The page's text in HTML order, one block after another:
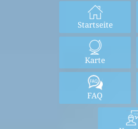
Startseite
Karte
FAQ